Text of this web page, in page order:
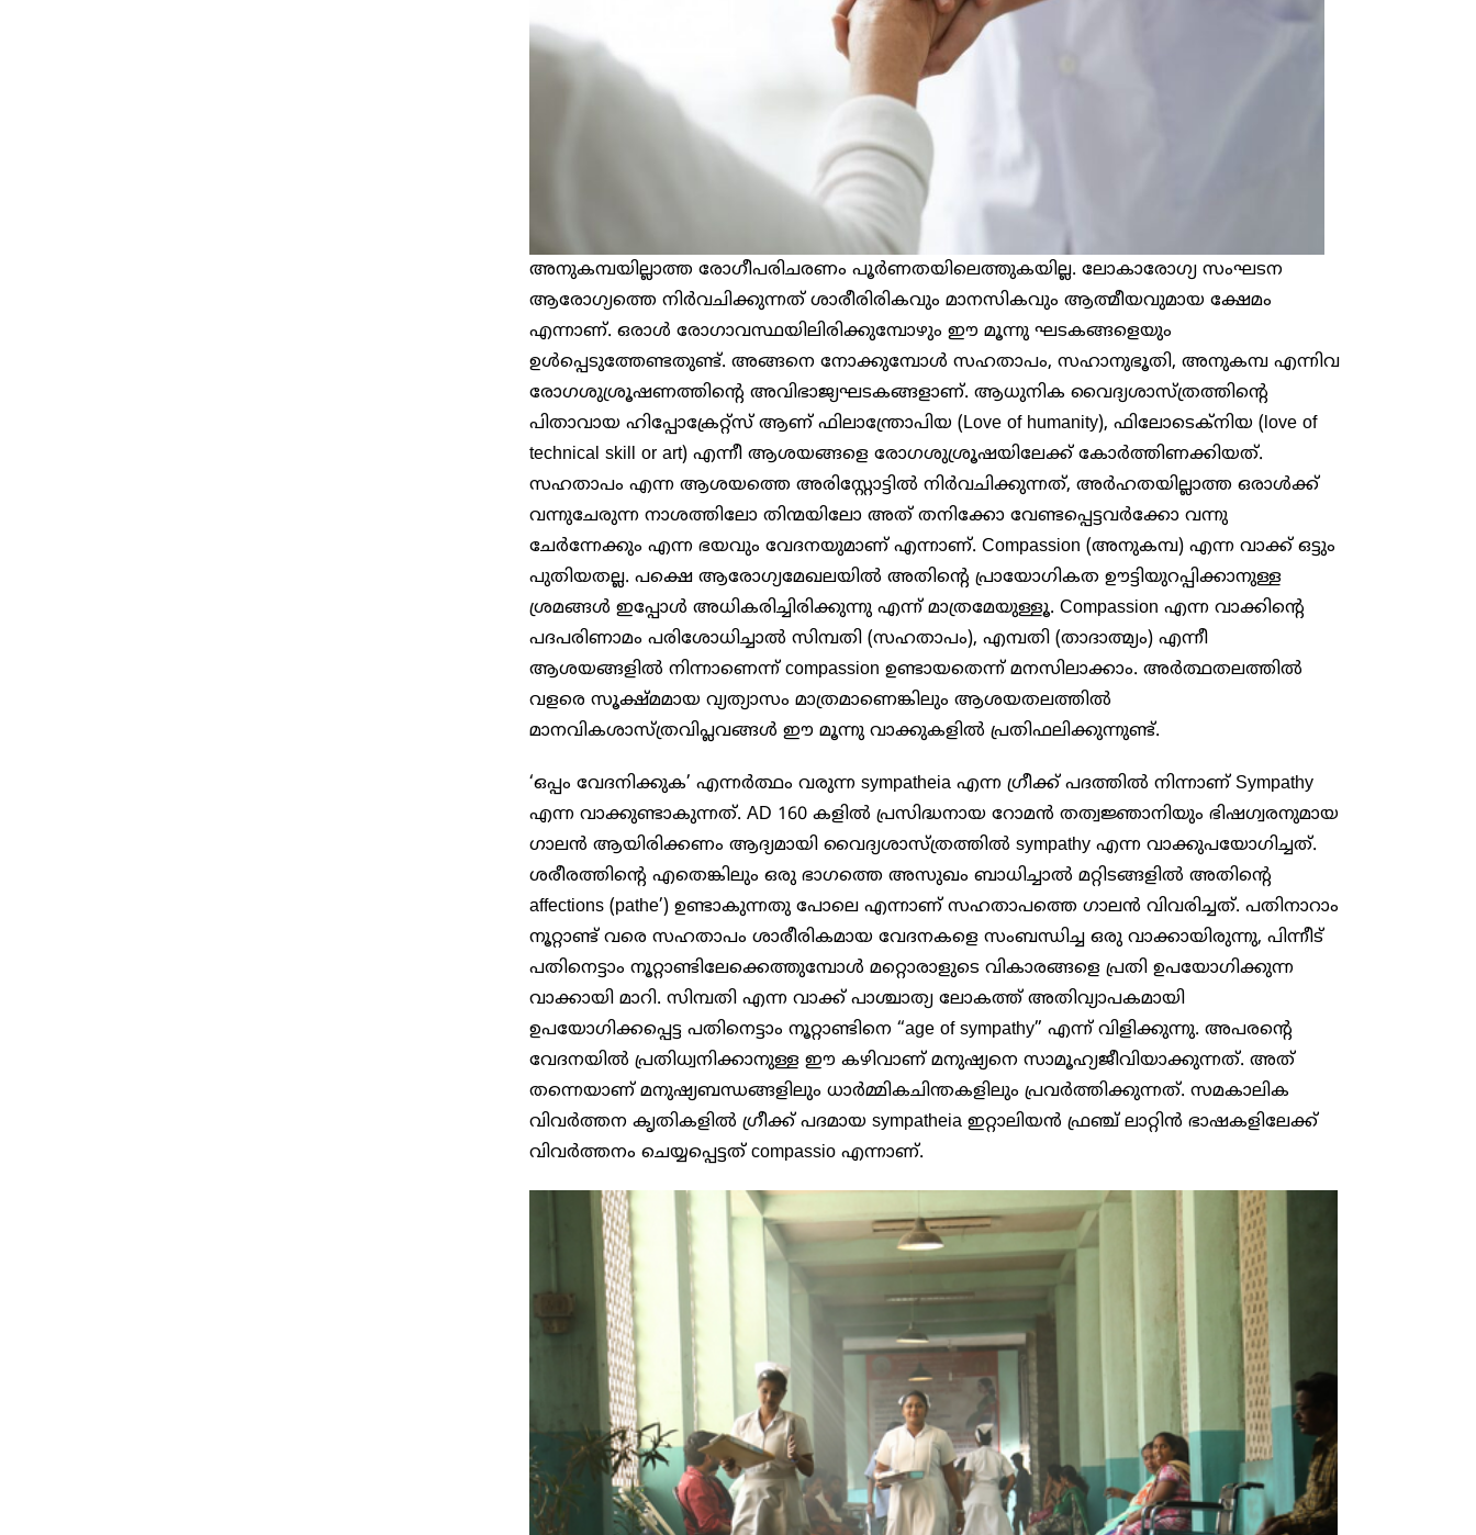
അനുകമ്പയില്ലാത്ത രോഗീപരിചരണം പൂർണതയിലെത്തുകയില്ല. ലോകാരോഗ്യ സംഘടന
ആരോഗ്യത്തെ നിർവചിക്കുന്നത് ശാരീരിരികവും മാനസികവും ആത്മീയവുമായ ക്ഷേമം
എന്നാണ്. ഒരാൾ രോഗാവസ്ഥയിലിരിക്കുമ്പോഴും ഈ മൂന്നു ഘടകങ്ങളെയും
ഉൾപ്പെടുത്തേണ്ടതുണ്ട്. അങ്ങനെ നോക്കുമ്പോൾ സഹതാപം, സഹാനുഭൂതി, അനുകമ്പ എന്നിവ
രോഗശുശ്രൂഷണത്തിന്റെ അവിഭാജ്യഘടകങ്ങളാണ്. ആധുനിക വൈദ്യശാസ്ത്രത്തിന്റെ
പിതാവായ ഹിപ്പോക്രേറ്റ്‌സ്‌ ആണ് ഫിലാന്ത്രോപിയ (Love of humanity), ഫിലോടെക്‌നിയ (love of
technical skill or art) എന്നീ ആശയങ്ങളെ രോഗശുശ്രൂഷയിലേക്ക് കോർത്തിണക്കിയത്.
സഹതാപം എന്ന ആശയത്തെ അരിസ്റ്റോട്ടിൽ നിർവചിക്കുന്നത്, അർഹതയില്ലാത്ത ഒരാൾക്ക്
വന്നുചേരുന്ന നാശത്തിലോ തിന്മയിലോ അത് തനിക്കോ വേണ്ടപ്പെട്ടവർക്കോ വന്നു
ചേർന്നേക്കും എന്ന ഭയവും വേദനയുമാണ് എന്നാണ്. Compassion (അനുകമ്പ) എന്ന വാക്ക് ഒട്ടും
പുതിയതല്ല. പക്ഷെ ആരോഗ്യമേഖലയിൽ അതിന്റെ പ്രായോഗികത ഊട്ടിയുറപ്പിക്കാനുള്ള
ശ്രമങ്ങൾ ഇപ്പോൾ അധികരിച്ചിരിക്കുന്നു എന്ന് മാത്രമേയുള്ളൂ. Compassion എന്ന വാക്കിന്റെ
പദപരിണാമം പരിശോധിച്ചാൽ സിമ്പതി (സഹതാപം), എമ്പതി (താദാത്മ്യം) എന്നീ
ആശയങ്ങളിൽ നിന്നാണെന്ന് compassion ഉണ്ടായതെന്ന് മനസിലാക്കാം. അർത്ഥതലത്തിൽ
വളരെ സൂക്ഷ്മമായ വ്യത്യാസം മാത്രമാണെങ്കിലും ആശയതലത്തിൽ
മാനവികശാസ്ത്രവിപ്ലവങ്ങൾ ഈ മൂന്നു വാക്കുകളിൽ പ്രതിഫലിക്കുന്നുണ്ട്.
‘ഒപ്പം വേദനിക്കുക’ എന്നർത്ഥം വരുന്ന sympatheia എന്ന ഗ്രീക്ക് പദത്തിൽ നിന്നാണ് Sympathy
എന്ന വാക്കുണ്ടാകുന്നത്. AD 160 കളിൽ പ്രസിദ്ധനായ റോമൻ തത്വജ്ഞാനിയും ഭിഷഗ്വരനുമായ
ഗാലൻ ആയിരിക്കണം ആദ്യമായി വൈദ്യശാസ്ത്രത്തിൽ sympathy എന്ന വാക്കുപയോഗിച്ചത്.
ശരീരത്തിന്റെ എതെങ്കിലും ഒരു ഭാഗത്തെ അസുഖം ബാധിച്ചാൽ മറ്റിടങ്ങളിൽ അതിന്റെ
affections (pathe’) ഉണ്ടാകുന്നതു പോലെ എന്നാണ് സഹതാപത്തെ ഗാലൻ വിവരിച്ചത്. പതിനാറാം
നൂറ്റാണ്ട് വരെ സഹതാപം ശാരീരികമായ വേദനകളെ സംബന്ധിച്ച ഒരു വാക്കായിരുന്നു, പിന്നീട്
പതിനെട്ടാം നൂറ്റാണ്ടിലേക്കെത്തുമ്പോൾ മറ്റൊരാളുടെ വികാരങ്ങളെ പ്രതി ഉപയോഗിക്കുന്ന
വാക്കായി മാറി. സിമ്പതി എന്ന വാക്ക് പാശ്ചാത്യ ലോകത്ത് അതിവ്യാപകമായി
ഉപയോഗിക്കപ്പെട്ട പതിനെട്ടാം നൂറ്റാണ്ടിനെ “age of sympathy” എന്ന് വിളിക്കുന്നു. അപരന്റെ
വേദനയിൽ പ്രതിധ്വനിക്കാനുള്ള ഈ കഴിവാണ് മനുഷ്യനെ സാമൂഹ്യജീവിയാക്കുന്നത്. അത്
തന്നെയാണ് മനുഷ്യബന്ധങ്ങളിലും ധാർമ്മികചിന്തകളിലും പ്രവർത്തിക്കുന്നത്. സമകാലിക
വിവർത്തന കൃതികളിൽ ഗ്രീക്ക് പദമായ sympatheia ഇറ്റാലിയൻ ഫ്രഞ്ച് ലാറ്റിൻ ഭാഷകളിലേക്ക്
വിവർത്തനം ചെയ്യപ്പെട്ടത് compassio എന്നാണ്.